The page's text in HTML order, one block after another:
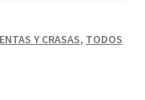
Y CRASAS, TODOS